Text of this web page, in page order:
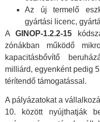
Az új termelő
gyártási licenc,
AGINOP-1.2.2-15
zónákban működő
kapacitásbővítő
milliárd, egyenként pedig
térítendő támogatással.
A pályázatokat a
10. között nyújthatják